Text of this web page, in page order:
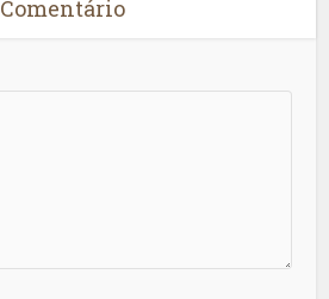
Comentário